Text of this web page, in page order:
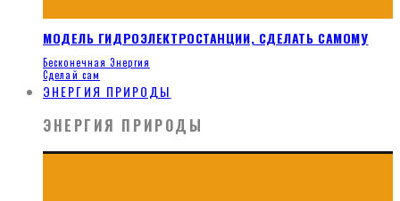
МОДЕЛЬ ГИДРОЭЛЕКТРОСТАНЦИИ, СДЕЛАТЬ САМОМУ
Бесконечная Энергия
Сделай сам
ЭНЕРГИЯ ПРИРОДЫ
ЭНЕРГИЯ ПРИРОДЫ